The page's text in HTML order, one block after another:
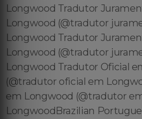
Longwood Tradutor
Longwood (@tradutor
Longwood Tradutor
Longwood (@tradutor
Longwood Tradutor Oficial
(@tradutor oficial em
em Longwood (@tradutor
LongwoodBrazilian